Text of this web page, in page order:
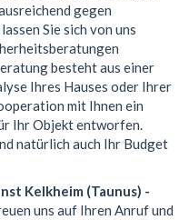
gegen
Sie sich von uns
besteht aus einer
Ihres Hauses oder Ihrer
mit Ihnen ein
Ihr Objekt entworfen.
natürlich auch Ihr Budget
Kelkheim (Taunus) -
uns auf Ihren Anruf und